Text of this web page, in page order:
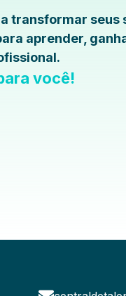
transformar seus
aprender,
você!